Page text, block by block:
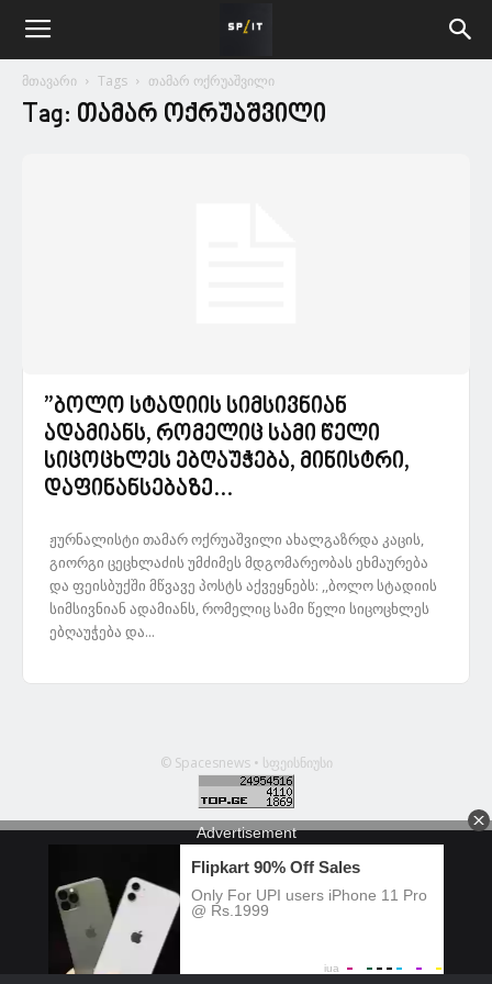
მთავარი Tags თამარ ოქრუაშვილი
Tag: თამარ ოქრუაშვილი
”ბოლო სტადიის სიმსივნიან
ადამიანს, რომელიც სამი წელი
სიცოცხლეს ებღაუჭება, მინისტრი,
დაფინანსებაზე...
ჟურნალისტი თამარ ოქრუაშვილი ახალგაზრდა კაცის,
გიორგი ცეცხლაძის უმძიმეს მდგომარეობას ეხმაურება
და ფეისბუქში მწვავე პოსტს აქვეყნებს: ,,ბოლო სტადიის
სიმსივნიან ადამიანს, რომელიც სამი წელი სიცოცხლეს
ებღაუჭება და...
© Spacesnews • სფეისნიუსი